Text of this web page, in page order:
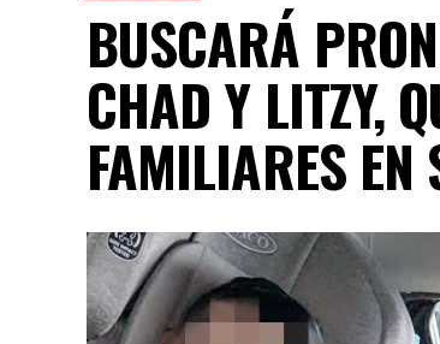
BUSCARÁ
CHAD Y LITZY,
FAMILIARES EN